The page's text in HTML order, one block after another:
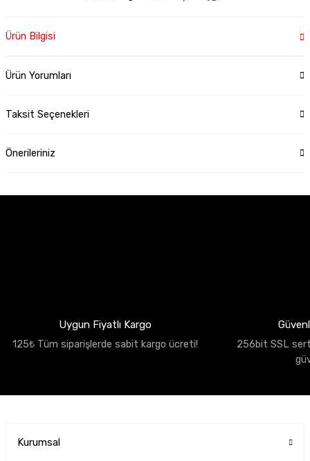
Ürün Bilgisi
Ürün Yorumları
Taksit Seçenekleri
Önerileriniz
Uygun Fiyatlı Kargo
125₺ Tüm siparişlerde sabit kargo ücreti!
256bit SSL
Kurumsal